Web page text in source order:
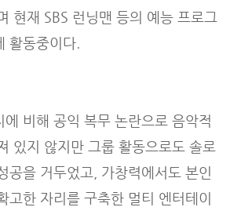
현재 SBS 런닝맨 등의 예능 프로그
활동중이다.
에 비해 공익 복무 논란으로 음악적
있지 않지만 그룹 활동으로도 솔로
공을 거두었고, 가창력에서도 본인
고한 자리를 구축한 멀티 엔터테이